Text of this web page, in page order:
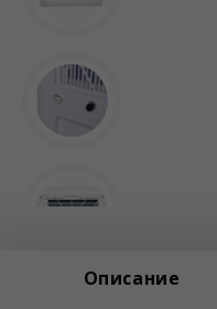
Описание